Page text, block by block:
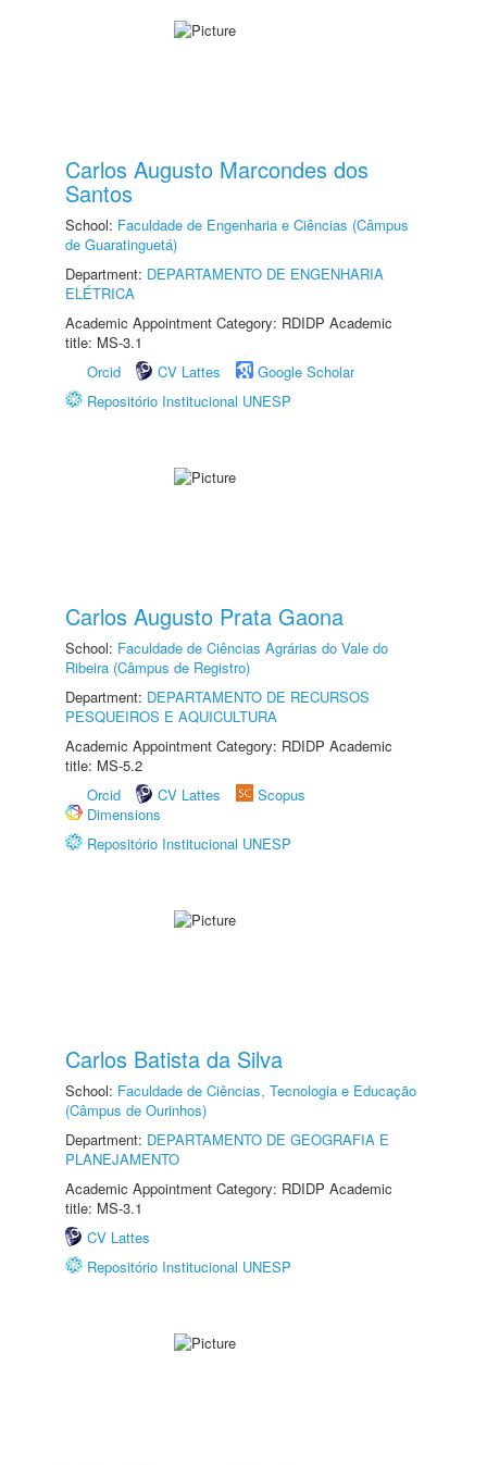
Carlos Augusto Marcondes dos
Santos
School: Faculdade de Engenharia e Ciências (Câmpus
de Guaratinguetá)
Department: DEPARTAMENTO DE ENGENHARIA
ELÉTRICA
Academic Appointment Category: RDIDP Academic
title: MS-3.1
Orcid
CV Lattes
Google Scholar
Repositório Institucional UNESP
Carlos Augusto Prata Gaona
School: Faculdade de Ciências Agrárias do Vale do
Ribeira (Câmpus de Registro)
Department: DEPARTAMENTO DE RECURSOS
PESQUEIROS E AQUICULTURA
Academic Appointment Category: RDIDP Academic
title: MS-5.2
Orcid
CV Lattes
Scopus
Dimensions
Repositório Institucional UNESP
Carlos Batista da Silva
School: Faculdade de Ciências, Tecnologia e Educação
(Câmpus de Ourinhos)
Department: DEPARTAMENTO DE GEOGRAFIA E
PLANEJAMENTO
Academic Appointment Category: RDIDP Academic
title: MS-3.1
CV Lattes
Repositório Institucional UNESP